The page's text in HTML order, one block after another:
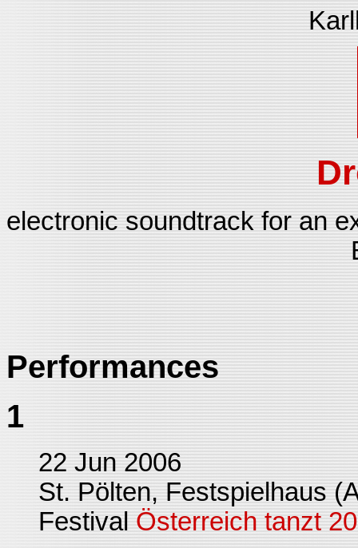
electronic soundtrack for an
Performances
1
22 Jun 2006
St. Pölten, Festspielhaus
Festival Österreich tanzt